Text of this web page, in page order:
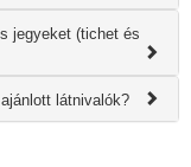
jegyeket (tichet és
látnivalók?